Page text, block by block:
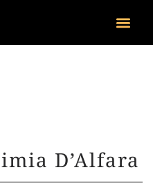
D’Alfara